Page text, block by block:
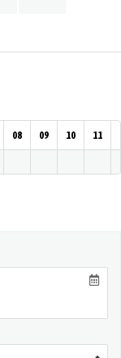
08 09 10 11